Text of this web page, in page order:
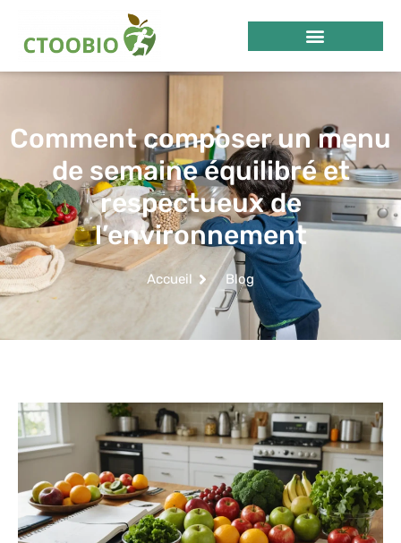
Comment composer un menu
de semaine équilibré et
respectueux de
l’environnement
Accueil Blog